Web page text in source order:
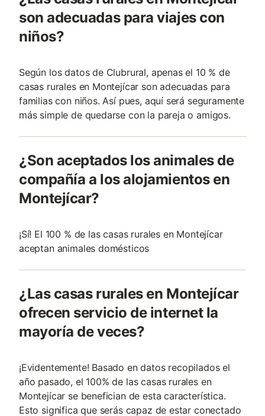
son adecuadas para viajes con
niños?
Según los datos de Clubrural, apenas el 10 % de
casas rurales en Montejícar son adecuadas para
familias con niños. Así pues, aquí será seguramente
más simple de quedarse con la pareja o amigos.
¿Son aceptados los animales de
compañía a los alojamientos en
Montejícar?
¡Sí! El 100 % de las casas rurales en Montejícar
aceptan animales domésticos
¿Las casas rurales en Montejícar
ofrecen servicio de internet la
mayoría de veces?
¡Evidentemente! Basado en datos recopilados el
año pasado, el 100% de las casas rurales en
Montejícar se benefician de esta característica.
Esto significa que serás capaz de estar conectado